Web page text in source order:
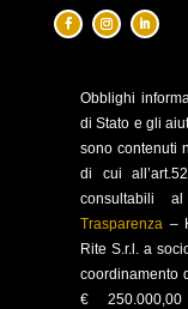
Obblighi
di Stato e gli
sono contenuti
di cui
consultabili
Trasparenza –
Rite S.r.l. a
coordinamento
€